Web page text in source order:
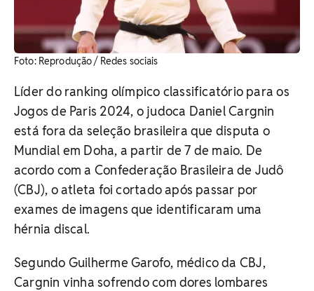
Foto: Reprodução / Redes sociais
Líder do ranking olímpico classificatório para os
Jogos de Paris 2024, o judoca Daniel Cargnin
está fora da seleção brasileira que disputa o
Mundial em Doha, a partir de 7 de maio. De
acordo com a Confederação Brasileira de Judô
(CBJ), o atleta foi cortado após passar por
exames de imagens que identificaram uma
hérnia discal.
Segundo Guilherme Garofo, médico da CBJ,
Cargnin vinha sofrendo com dores lombares